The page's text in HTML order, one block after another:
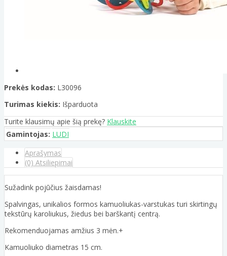
Prekės kodas: L30096
Turimas kiekis: Išparduota
Turite klausimų apie šią prekę? Klauskite
Gamintojas: LUDI
Aprašymas
(0) Atsiliepimai
Sužadink pojūčius žaisdamas!
Spalvingas, unikalios formos kamuoliukas-varstukas turi skirtingų
tekstūrų karoliukus, žiedus bei barškantį centrą.
Rekomenduojamas amžius 3 mėn.+
Kamuoliuko diametras 15 cm.